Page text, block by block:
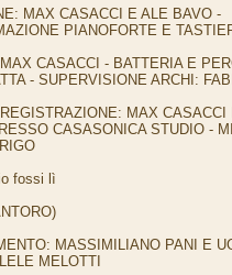
MAX CASACCI E ALE BAVO -
PIANOFORTE E
CASACCI - BATTERIA E
- SUPERVISIONE ARCHI:
MAX CASACCI
CASASONICA STUDIO -
fossi lì
MASSIMILIANO PANI E
MELOTTI